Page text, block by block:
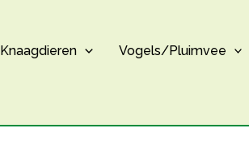
Knaagdieren Vogels/Pluimvee